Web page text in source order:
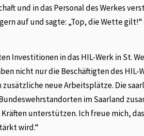
und in das Personal des Werkes
auf und sagte: „Top, die Wette
Investitionen in das HIL-Werk in St.
nicht nur die Beschäftigten des HIL-
neue Arbeitsplätze. Die
im Saarland
unterstützen. Ich freue mich,
wird.“